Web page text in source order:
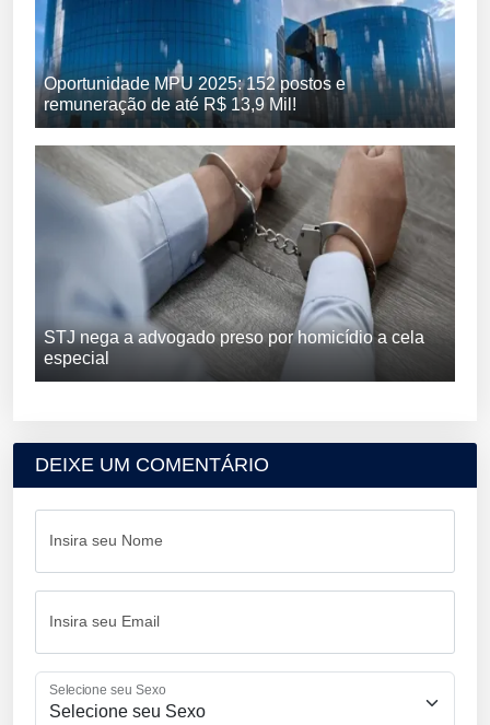
Oportunidade MPU 2025: 152 postos e
remuneração de até R$ 13,9 Mil!
STJ nega a advogado preso por homicídio a cela
especial
DEIXE UM COMENTÁRIO
Insira seu Nome
Insira seu Email
Selecione seu Sexo